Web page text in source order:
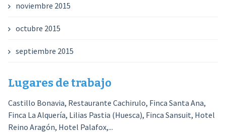
noviembre 2015
octubre 2015
septiembre 2015
Lugares de trabajo
Castillo Bonavia, Restaurante Cachirulo, Finca Santa Ana,
Finca La Alquería, Lilias Pastia (Huesca), Finca Sansuit, Hotel
Reino Aragón, Hotel Palafox,...